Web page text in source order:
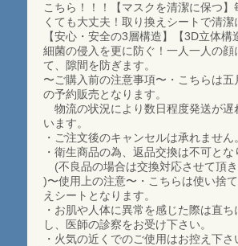
こちら！！！【マスクを清潔に保つ】
くても大丈夫！取り換えシートで清潔
【安心・安全の3層構造】【3D立体構
細菌の侵入を更に防ぐ！一人一人の顔
て、隙間を防ぎます。
〜ご購入前の注意事項〜・こちらは五
の予約販売となります。
物流の状況により数日程度発送が遅
います。
・ご注文後のキャンセルは承れません。
・衛生商品の為、返品交換は不可とな
(不良品の場合は交換対応させて頂き
)〜使用上の注意〜・こちらは使い捨
えシートとなります。
・お肌や人体に異常を感じた際は直ち
し、医師の診察をお受け下さい。
・火気の近くでのご使用はお控え下さ